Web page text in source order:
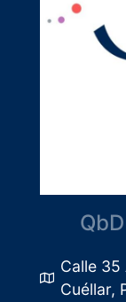
Calle 35
Cuéllar,